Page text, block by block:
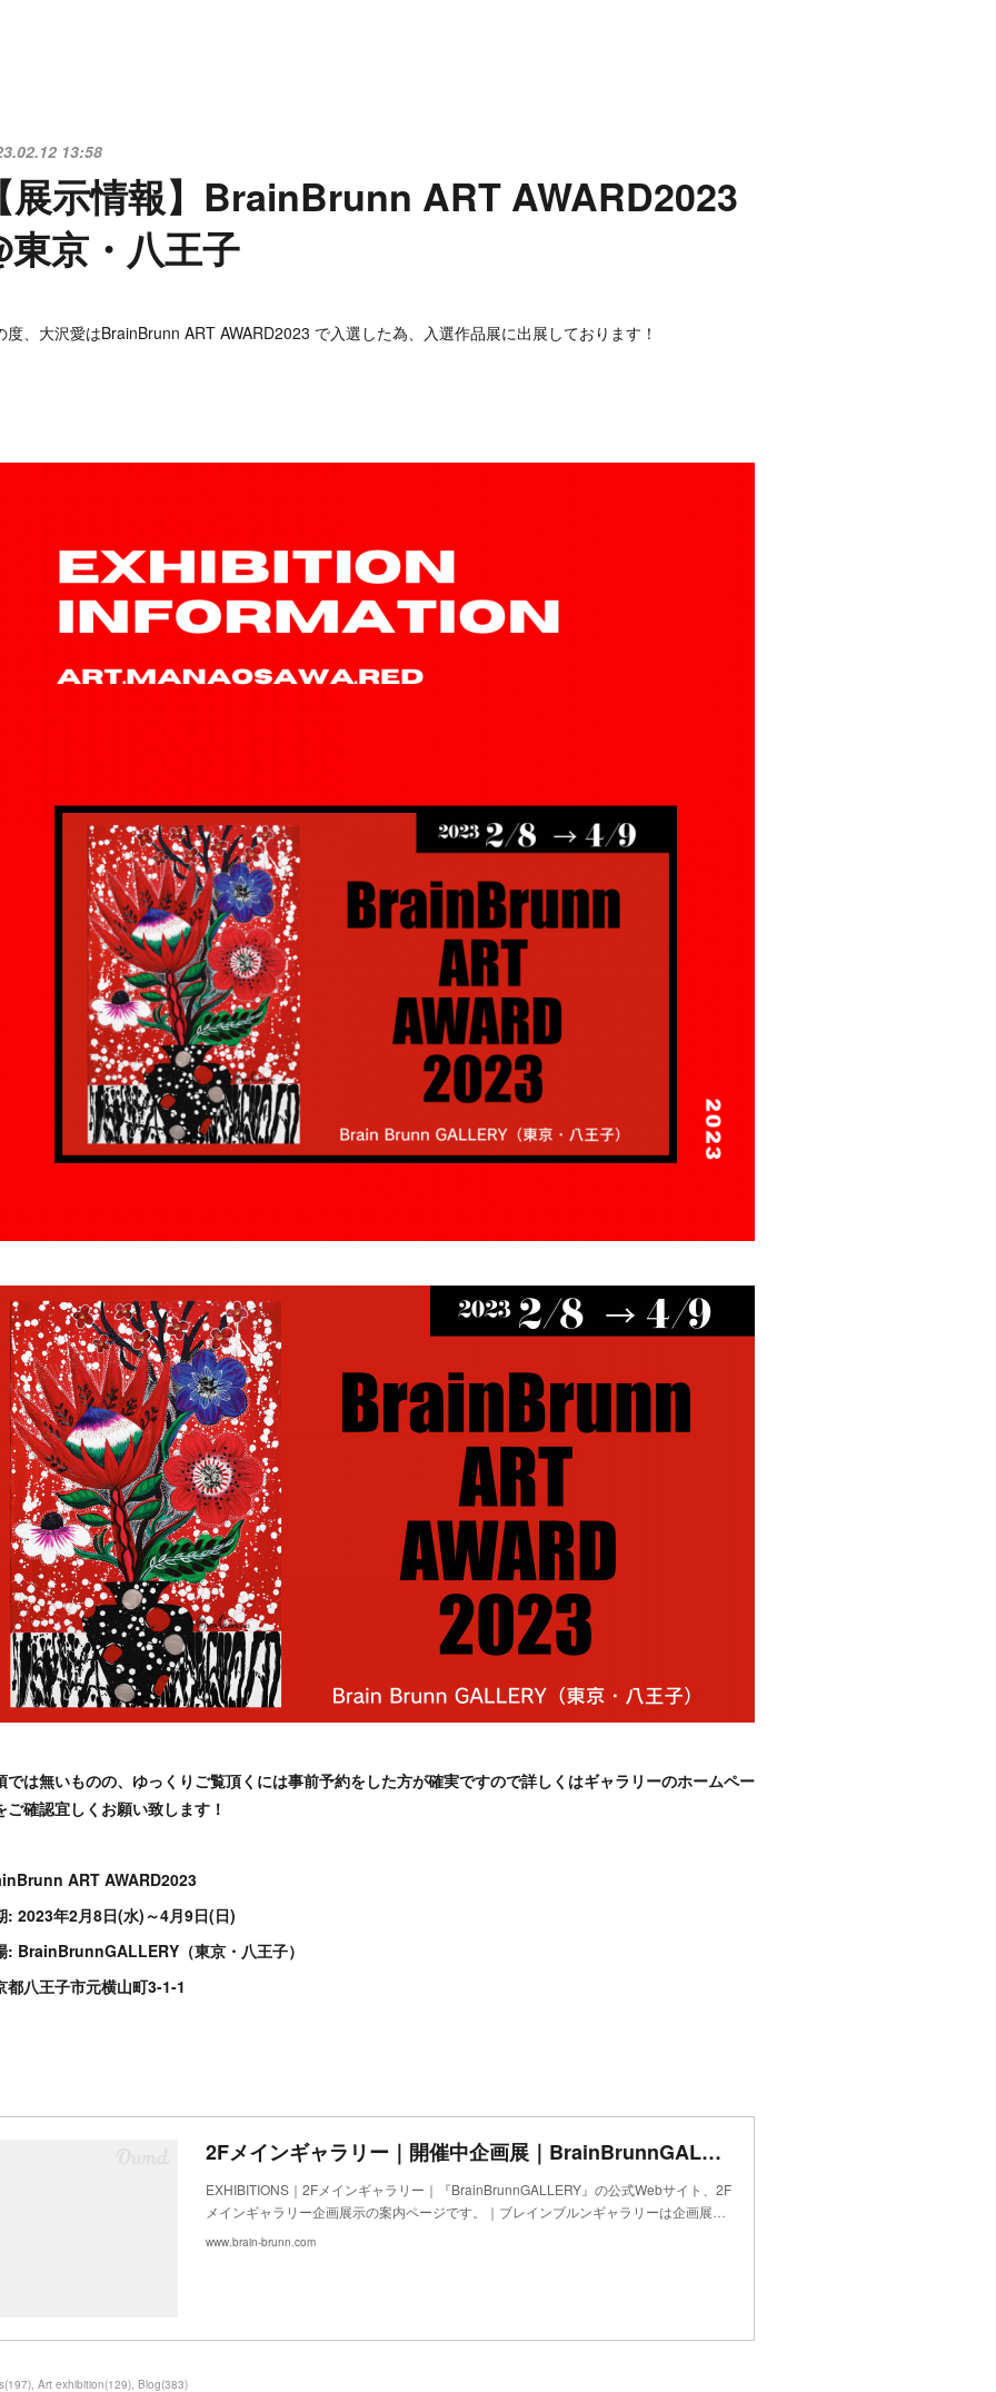
13:58
展示情報】BrainBrunn ART AWARD2023
東京・八王子
度、大沢愛はBrainBrunn ART AWARD2023 で入選した為、入選作品展に出展しております！
では無いものの、ゆっくりご覧頂くには事前予約をした方が確実ですので詳しくはギャラリーのホームペー
ご確認宜しくお願い致します！
ART AWARD2023
: 2023年2月8日(水)～4月9日(日)
: BrainBrunnGALLERY（東京・八王子）
都八王子市元横山町3-1-1
2Fメインギャラリー｜開催中企画展｜BrainBrunnGALLERY｜現代美術企画アートギャラリー｜ブレインブルンギャラリー｜東京都八王子市
EXHIBITIONS｜2Fメインギャラリー｜『BrainBrunnGALLERY』の公式Webサイト、2F
メインギャラリー企画展示の案内ページです。｜ブレインブルンギャラリーは企画展…
www.brain-brunn.com
(197) Art exhibition(129) Blog(383)